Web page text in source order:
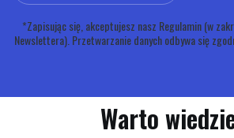
*Zapisując się, akceptujesz nasz Regulamin (w
Newslettera). Przetwarzanie danych odbywa się
Warto